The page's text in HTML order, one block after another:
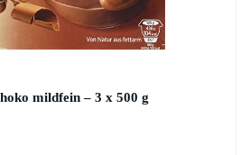
mildfein – 3 x 500 g